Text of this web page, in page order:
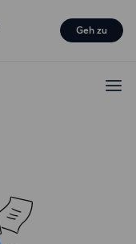
Geh zu